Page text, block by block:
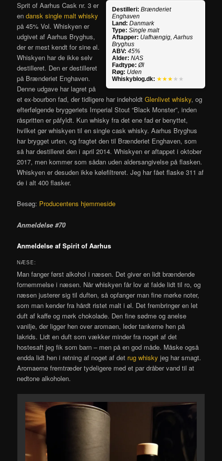
Destilleri: Brænderiet
Enghaven
Land: Danmark
Type: Single malt
Aftapper: Uafhængig, Aarhus
Bryghus
ABV: 45%
Alder: NAS
Fadtype: Øl
Røg: Uden
Whiskyblog.dk: ★★★ ★★
Sprit of Aarhus Cask nr. 3 er
endansk single malt whisky
på 45% Vol. Whiskyen er
udgivet af Aarhus Bryghus,
der er mest kendt for sine øl.
Whiskyen har de ikke selv
destilleret. Den er destilleret
på Brænderiet Enghaven.
Denne udgave har lagret på
et ex-bourbon fad, der tidligere har indeholdtGlenlivet whisky, og
efterfølgende bryggeriets Imperial Stout “Black Monster”, inden
råspritten er påfyldt. Kun whisky fra det ene fad er benyttet,
hvilket gør whiskyen til en single cask whisky. Aarhus Bryghus
har brygget urten, og fragtet den til Brænderiet Enghaven, som
så har destilleret den i april 2014. Whiskyen er aftappet i oktober
2017, men kommer som sådan uden aldersangivelse på flasken.
Whiskyen er desuden ikke kølefiltreret. Jeg har fået flaske 311 af
de i alt 400 flasker.
Besøg: Producentens hjemmeside
Anmeldelse #70
Anmeldelse af Spirit of Aarhus
NÆSE:
Man fanger først alkohol i næsen. Det giver en lidt brændende
fornemmelse i næsen. Når whiskyen får lov at falde lidt til ro, og
næsen justerer sig til duften, så opfanger man fine mørke noter,
som man kender fra hårdt ristet malt i øl. Det frembringer en let
duft af kaffe og mørk chokolade. Den fine sødme og anelse
vanilje, der ligger hen over aromaen, leder tankerne hen på
lakrids. Lidt en duft som vækker minder fra noget af det
hostesaft jeg fik som barn – men på en god måde. Måske også
endda lidt hen i retning af noget af det rug whisky jeg har smagt.
Aromaerne fremtræder tydeligere med et par dråber vand til at
nedtone alkoholen.